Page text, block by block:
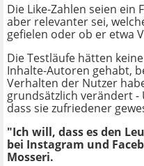
Die Like-Zahlen seien ein
aber relevanter sei,
gefielen oder ob er etwa
Die Testläufe hätten
Inhalte-Autoren gehabt,
Verhalten der Nutzer
grundsätzlich verändert -
dass sie zufriedener
"Ich will, dass es den
bei Instagram und
Mosseri.